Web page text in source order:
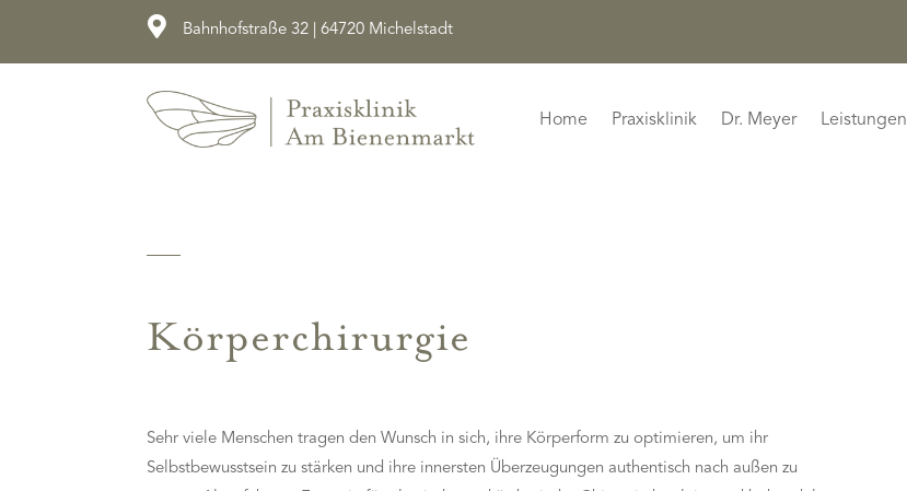
 Bahnhofstraße 32 | 64720 Michelstadt
Home Praxisklinik Dr. Meyer Leistungen
Körperchirurgie
Sehr viele Menschen tragen den Wunsch in sich, ihre Körperform zu optimieren, um ihr
Selbstbewusstsein zu stärken und ihre innersten Überzeugungen authentisch nach außen zu